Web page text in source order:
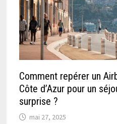
Comment repérer un
Côte d’Azur pour un
surprise ?
mai 27, 2025